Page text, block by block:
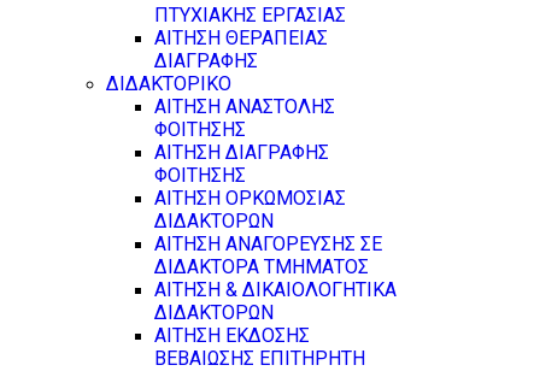
ΠΤΥΧΙΑΚΗΣ ΕΡΓΑΣΙΑΣ
ΑΙΤΗΣΗ ΘΕΡΑΠΕΙΑΣ
ΔΙΑΓΡΑΦΗΣ
ΔΙΔΑΚΤΟΡΙΚΟ
ΑΙΤΗΣΗ ΑΝΑΣΤΟΛΗΣ
ΦΟΙΤΗΣΗΣ
ΑΙΤΗΣΗ ΔΙΑΓΡΑΦΗΣ
ΦΟΙΤΗΣΗΣ
ΑΙΤΗΣΗ ΟΡΚΩΜΟΣΙΑΣ
ΔΙΔΑΚΤΟΡΩΝ
ΑΙΤΗΣΗ ΑΝΑΓΟΡΕΥΣΗΣ ΣΕ
ΔΙΔΑΚΤΟΡΑ ΤΜΗΜΑΤΟΣ
ΑΙΤΗΣΗ & ΔΙΚΑΙΟΛΟΓΗΤΙΚΑ
ΔΙΔΑΚΤΟΡΩΝ
ΑΙΤΗΣΗ ΕΚΔΟΣΗΣ
ΒΕΒΑΙΩΣΗΣ ΕΠΙΤΗΡΗΤΗ